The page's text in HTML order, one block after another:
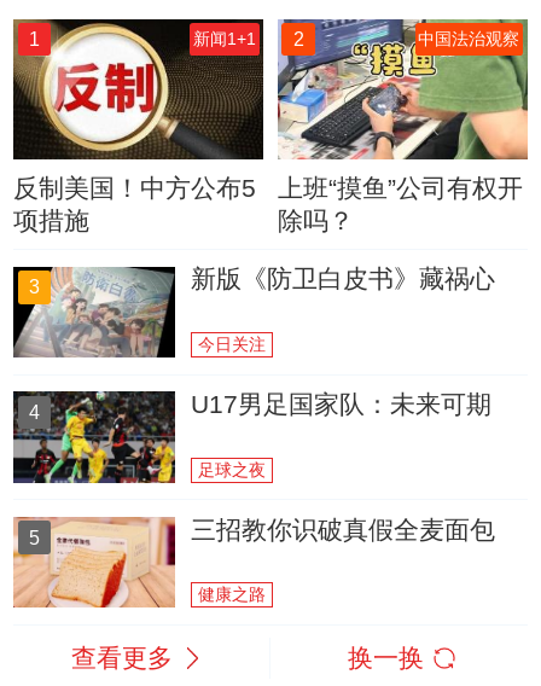
1 新闻1+1
反制美国！中方公布5
项措施
2 中国法治观察
上班“摸鱼”公司有权开
除吗？
3 新版《防卫白皮书》藏祸心
今日关注
4 U17男足国家队：未来可期
足球之夜
5 三招教你识破真假全麦面包
健康之路
查看更多 换一换